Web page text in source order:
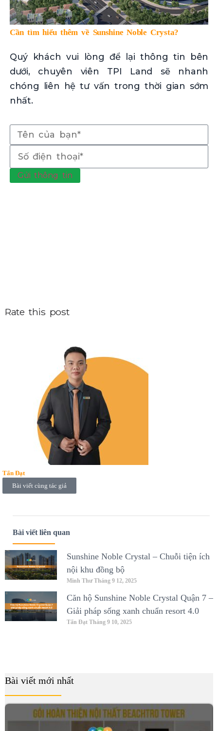
Cần tìm hiểu thêm về Sunshine Noble Crysta?
Quý khách vui lòng để lại thông tin bên
dưới, chuyên viên TPI Land sẽ nhanh
chóng liên hệ tư vấn trong thời gian sớm
nhất.
Gửi thông tin
Rate this post
Tấn Đạt
Bài viết cùng tác giả
Bài viết liên quan
Sunshine Noble Crystal – Chuỗi tiện ích
nội khu đồng bộ
Minh Thư Tháng 9 12, 2025
Căn hộ Sunshine Noble Crystal Quận 7 –
Giải pháp sống xanh chuẩn resort 4.0
Tấn Đạt Tháng 9 10, 2025
Bài viết mới nhất